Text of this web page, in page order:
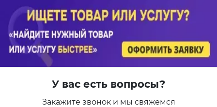
У вас есть вопросы?
Закажите звонок и мы свяжемся